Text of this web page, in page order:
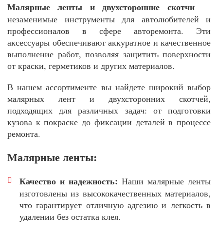
Малярные ленты и двухсторонние скотчи—
незаменимые инструменты для автолюбителей и
профессионалов в сфере авторемонта. Эти
аксессуары обеспечивают аккуратное и качественное
выполнение работ, позволяя защитить поверхности
от краски, герметиков и других материалов.
В нашем ассортименте вы найдете широкий выбор
малярных лент и двухсторонних скотчей,
подходящих для различных задач: от подготовки
кузова к покраске до фиксации деталей в процессе
ремонта.
Малярные ленты:
Качество и надежность: Наши малярные ленты
изготовлены из высококачественных материалов,
что гарантирует отличную адгезию и легкость в
удалении без остатка клея.